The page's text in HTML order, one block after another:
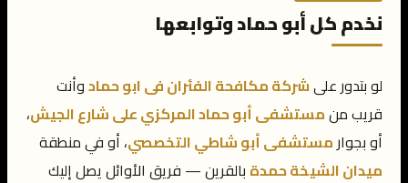
نخدم كل أبو حماد وتوابعها
لو بتدور علىشركة مكافحة الفئران فى ابو حمادوأنت
قريب منمستشفى أبو حماد المركزي على شارع الجيش،
أو بجوارمستشفى أبو شاطي التخصصي، أو في منطقة
ميدان الشيخة حمدة بالقرين — فريق الأوائل يصل إليك